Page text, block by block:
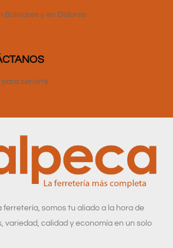
Bolívares y en Dólares
para servirte
ferretería, somos tu aliado a la hora de
variedad, calidad y economía en un solo